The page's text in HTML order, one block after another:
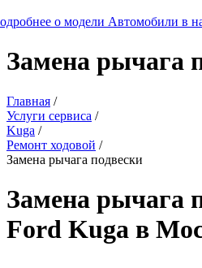
о модели Автомобили в
Замена рычага
Главная /
Услуги сервиса /
Kuga /
Ремонт ходовой /
Замена рычага подвески
Замена рычага
Ford Kuga в